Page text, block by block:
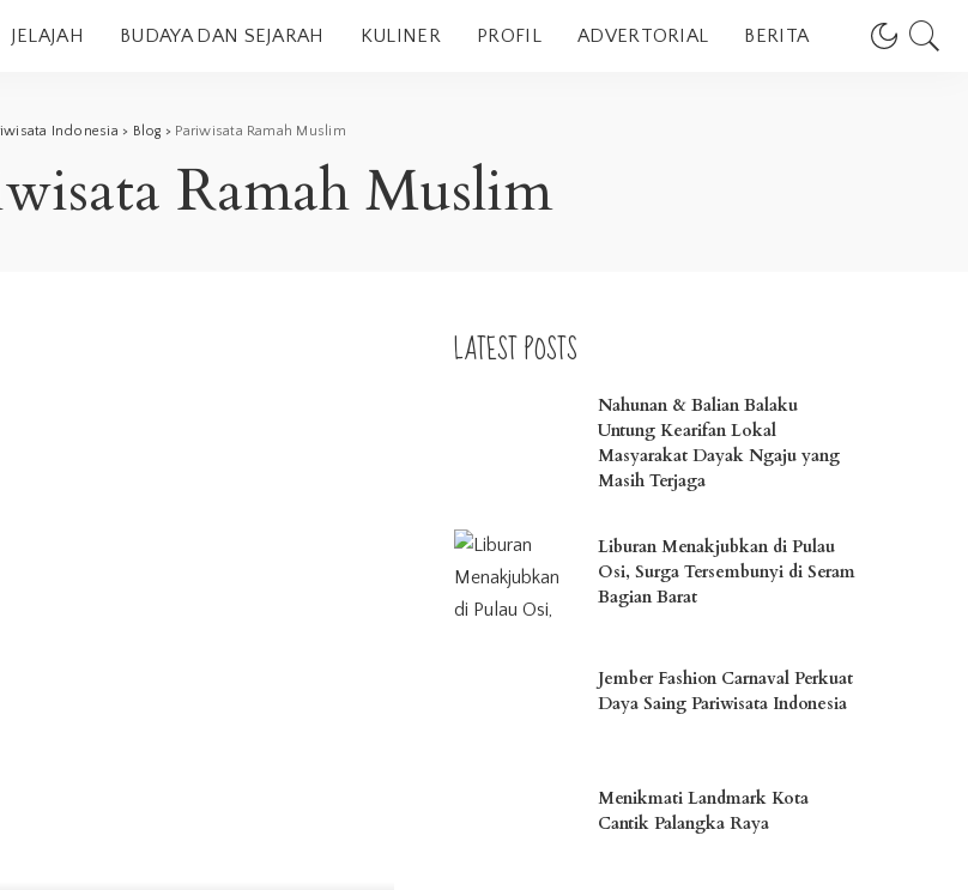
JELAJAH BUDAYA DAN SEJARAH KULINER PROFIL ADVERTORIAL BERITA
Indonesia > Blog > Pariwisata Ramah Muslim
Ramah Muslim
LATEST POSTS
Nahunan & Balian Balaku
Untung Kearifan Lokal
Masyarakat Dayak Ngaju yang
Masih Terjaga
Liburan Menakjubkan di Pulau
Osi, Surga Tersembunyi di Seram
Bagian Barat
Jember Fashion Carnaval Perkuat
Daya Saing Pariwisata Indonesia
Menikmati Landmark Kota
Cantik Palangka Raya